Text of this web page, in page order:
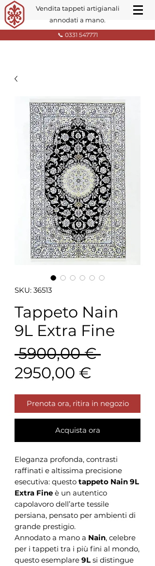
Vendita tappeti artigianali
annodati a mano.
📞 0331 547771
SKU: 36513
Tappeto Nain
9L Extra Fine
5900,00 € Prezzo
2950,00 €
scontato
Prenota ora, ritira in negozio
Acquista ora
Eleganza profonda, contrasti
raffinati e altissima precisione
esecutiva: questo tappeto Nain 9L
Extra Fine è un autentico
capolavoro dell’arte tessile
persiana, pensato per ambienti di
grande prestigio.
Annodato a mano a Nain, celebre
per i tappeti tra i più fini al mondo,
questo esemplare 9L si distingue